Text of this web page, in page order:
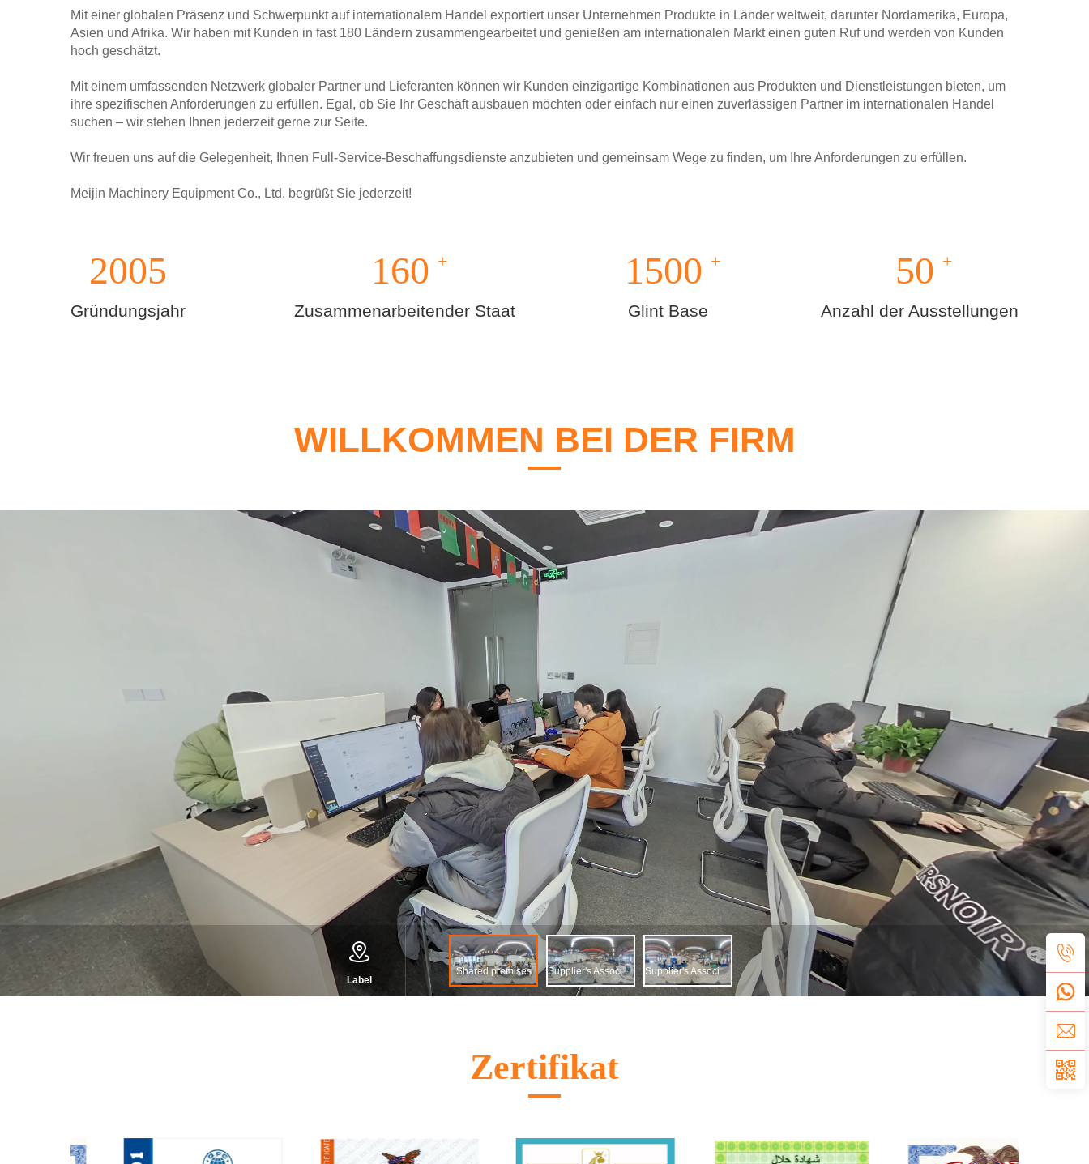
Mit einer globalen Präsenz und Schwerpunkt auf internationalem Handel exportiert unser Unternehmen Produkte in Länder weltweit, darunter Nordamerika, Europa,
Asien und Afrika. Wir haben mit Kunden in fast 180 Ländern zusammengearbeitet und genießen am internationalen Markt einen guten Ruf und werden von Kunden
hoch geschätzt.
Mit einem umfassenden Netzwerk globaler Partner und Lieferanten können wir Kunden einzigartige Kombinationen aus Produkten und Dienstleistungen bieten, um
ihre spezifischen Anforderungen zu erfüllen. Egal, ob Sie Ihr Geschäft ausbauen möchten oder einfach nur einen zuverlässigen Partner im internationalen Handel
suchen – wir stehen Ihnen jederzeit gerne zur Seite.
Wir freuen uns auf die Gelegenheit, Ihnen Full-Service-Beschaffungsdienste anzubieten und gemeinsam Wege zu finden, um Ihre Anforderungen zu erfüllen.
Meijin Machinery Equipment Co., Ltd. begrüßt Sie jederzeit!
2005
Gründungsjahr
160
Zusammenarbeitender Staat
1500
Glint Base
50
Anzahl der Ausstellungen
WILLKOMMEN BEI DER FIRM
Zertifikat